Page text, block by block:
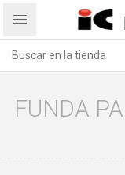
FUNDA